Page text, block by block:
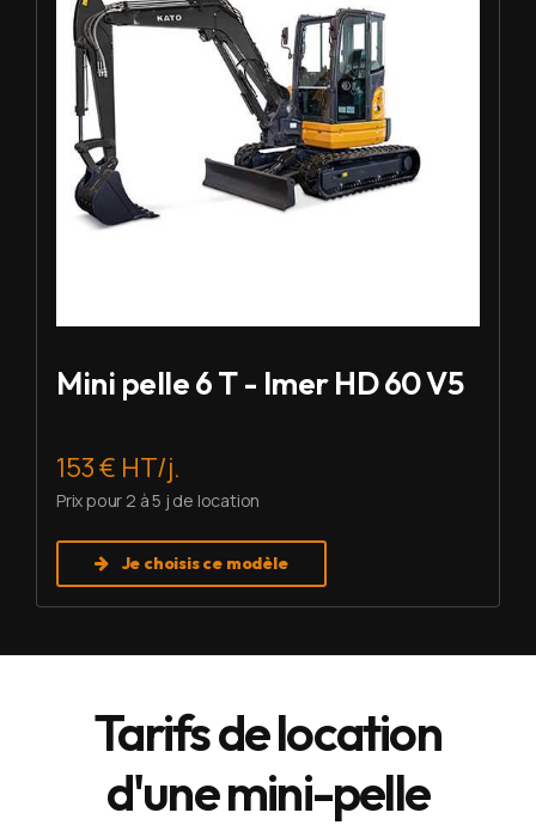
Mini pelle 6 T - Imer HD 60 V5
153 € HT/j.
Prix pour 2 à 5 j de location
Je choisis ce modèle
Tarifs de location
d'une mini-pelle